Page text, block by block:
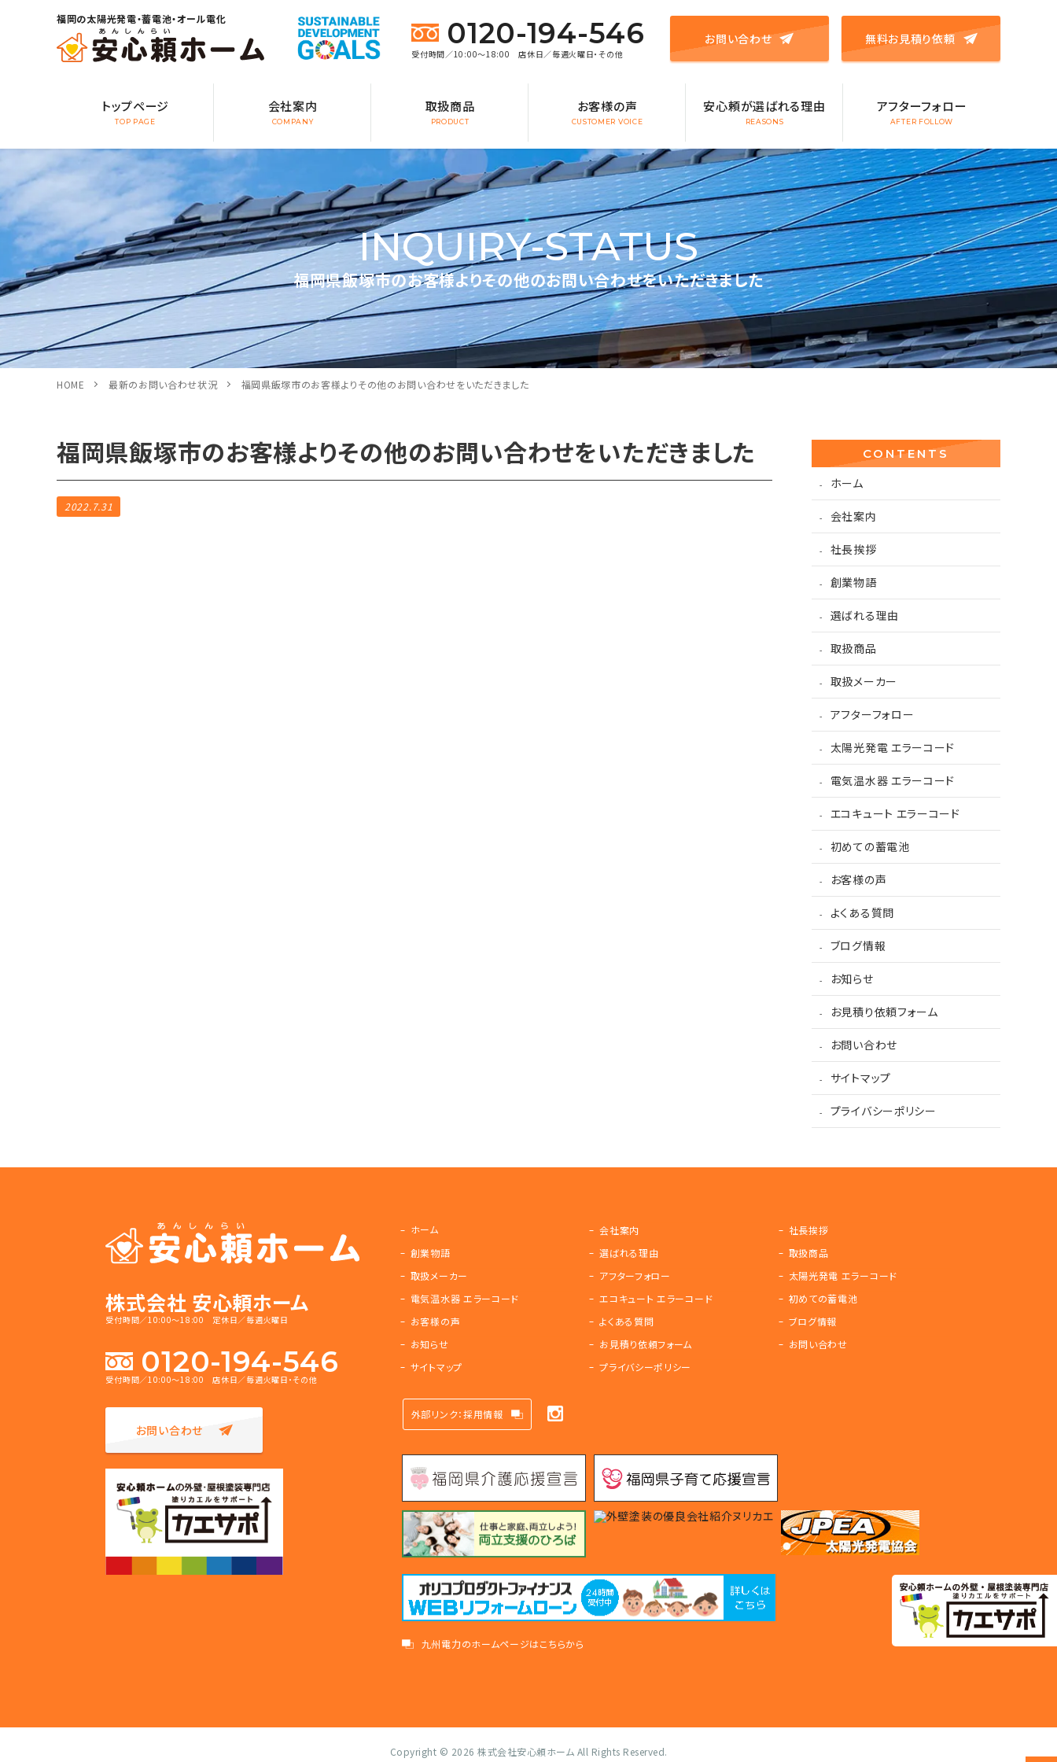
福岡の太陽光発電・蓄電池・オール電化 0120-194-546
受付時間／10:00～18:00 店休日／毎週火曜日・その他
お問い合わせ 無料お見積り依頼
トップページ
TOP PAGE
会社案内
COMPANY
取扱商品
PRODUCT
お客様の声
CUSTOMER VOICE
安心頼が選ばれる理由
REASONS
アフターフォロー
AFTER FOLLOW
INQUIRY-STATUS
福岡県飯塚市のお客様よりその他のお問い合わせをいただきました
HOME 最新のお問い合わせ状況 福岡県飯塚市のお客様よりその他のお問い合わせをいただきました
福岡県飯塚市のお客様よりその他のお問い合わせをいただきました
2022.7.31
CONTENTS
ホーム
会社案内
社長挨拶
創業物語
選ばれる理由
取扱商品
取扱メーカー
アフターフォロー
太陽光発電 エラーコード
電気温水器 エラーコード
エコキュート エラーコード
初めての蓄電池
お客様の声
よくある質問
ブログ情報
お知らせ
お見積り依頼フォーム
お問い合わせ
サイトマップ
プライバシーポリシー
株式会社 安心頼ホーム
受付時間／10:00～18:00 定休日／毎週火曜日
0120-194-546
受付時間／10:00～18:00 店休日／毎週火曜日・その他
お問い合わせ
ホーム 会社案内
社長挨拶
創業物語
選ばれる理由
取扱商品
取扱メーカー
アフターフォロー
太陽光発電 エラーコード
電気温水器 エラーコード
エコキュート エラーコード
初めての蓄電池
お客様の声
よくある質問
ブログ情報
お知らせ
お見積り依頼フォーム
お問い合わせ
サイトマップ
プライバシーポリシー
外部リンク：採用情報
九州電力のホームページはこちらから
Copyright © 2026 株式会社安心頼ホーム All Rights Reserved.